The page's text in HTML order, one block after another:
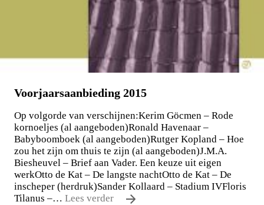
Voorjaarsaanbieding 2015
Op volgorde van verschijnen:Kerim Göcmen – Rode
kornoeljes (al aangeboden)Ronald Havenaar –
Babyboomboek (al aangeboden)Rutger Kopland – Hoe
zou het zijn om thuis te zijn (al aangeboden)J.M.A.
Biesheuvel – Brief aan Vader. Een keuze uit eigen
werkOtto de Kat – De langste nachtOtto de Kat – De
inscheper (herdruk)Sander Kollaard – Stadium IVFloris
Tilanus –… Lees verder